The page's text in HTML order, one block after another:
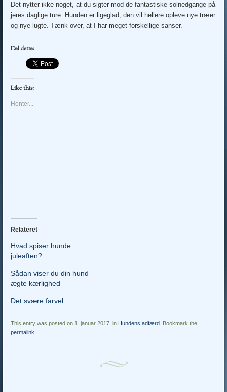
Det nytter ikke noget, at du sigter mod de fantastiske solnedgange på
jeres daglige ture. Hunden er ligeglad, den vil hellere opleve nye træer
og nye lugte. Tænk over, at I har meget forskellige sanser.
Del dette:
Like this:
Henter...
Relateret
Hvad spiser hunde
juleaften?
Sådan viser du din hund
ægte kærlighed
Det svære farvel
This entry was posted on 1. januar 2017, in Hundens adfærd. Bookmark the
permalink.